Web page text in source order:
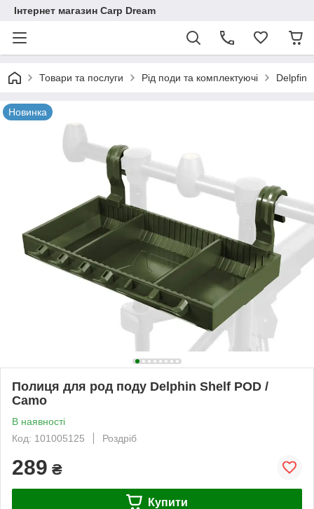
Інтернет магазин Carp Dream
Товари та послуги Рід поди та комплектуючі Delpfin
Новинка
Полиця для род поду Delphin Shelf POD /
Camo
В наявності
Код: 101005125
Роздріб
289 ₴
Купити